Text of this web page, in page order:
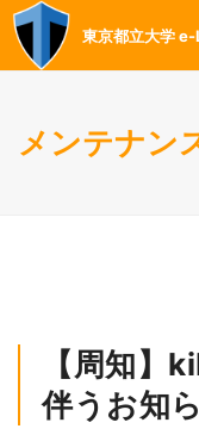
メンテナン
【周知】
伴うお知
東京都立大学